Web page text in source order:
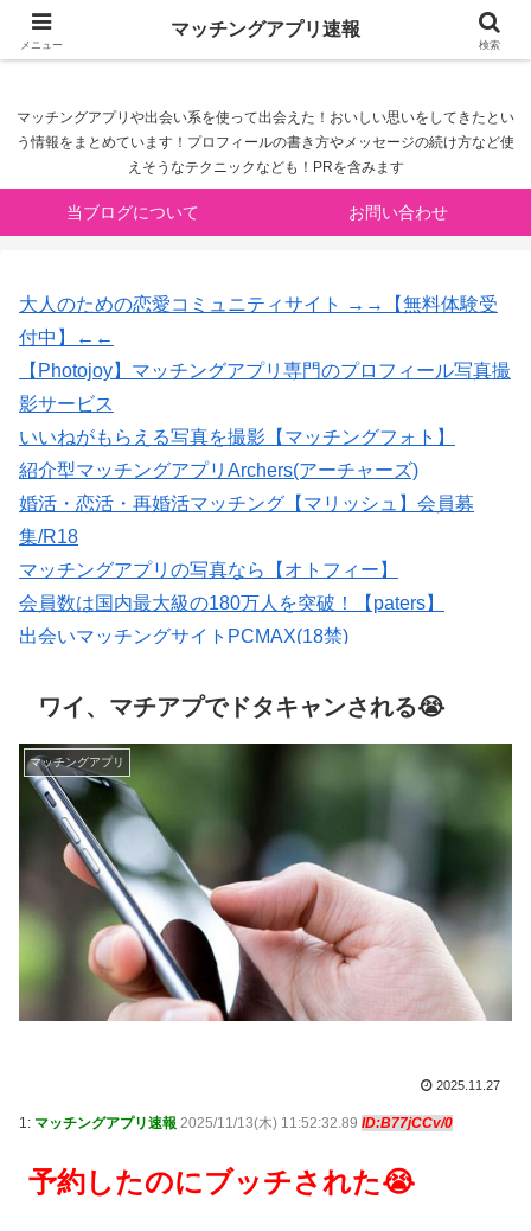
マッチングアプリ速報
マッチングアプリや出会い系を使って出会えた！おいしい思いをしてきたとい
う情報をまとめています！プロフィールの書き方やメッセージの続け方など使
えそうなテクニックなども！PRを含みます
当ブログについて お問い合わせ
大人のための恋愛コミュニティサイト →→【無料体験受
付中】←←
【Photojoy】マッチングアプリ専門のプロフィール写真撮
影サービス
いいねがもらえる写真を撮影【マッチングフォト】
紹介型マッチングアプリArchers(アーチャーズ)
婚活・恋活・再婚活マッチング【マリッシュ】会員募
集/R18
マッチングアプリの写真なら【オトフィー】
会員数は国内最大級の180万人を突破！【paters】
出会いマッチングサイトPCMAX(18禁)
恋愛マッチング ワクワク
ワイ、マチアプでドタキャンされる😭
マッチングアプリ
2025.11.27
1: マッチングアプリ速報 2025/11/13(木) 11:52:32.89 ID:B77jCCv/0
予約したのにブッチされた😭
メニュー
マッチングアプリ速報
検索